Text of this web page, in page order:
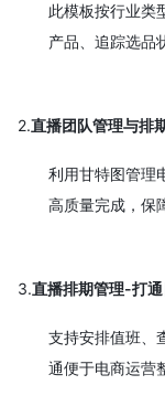
此模板按行业类
产品、追踪选品
2.直播团队管理与排
利用甘特图管理
高质量完成，保
3.直播排期管理-打
支持安排值班、
通便于电商运营